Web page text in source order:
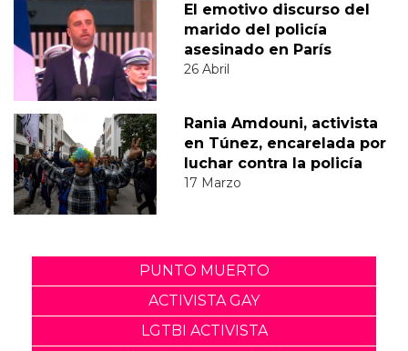
El emotivo discurso del
marido del policía
asesinado en París
26 Abril
Rania Amdouni, activista
en Túnez, encarelada por
luchar contra la policía
17 Marzo
PUNTO MUERTO
ACTIVISTA GAY
LGTBI ACTIVISTA